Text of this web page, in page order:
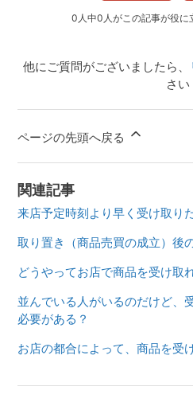
0人中0人がこの記事が役に
他にご質問がございましたら、
さい
ページの先頭へ戻る
関連記事
来店予定時刻より早く受け取り
取り置き（商品売買の成立）後
どうやってお店で商品を受け取
並んでいる人がいるのだけど、
必要がある？
お店の都合によって、商品を受